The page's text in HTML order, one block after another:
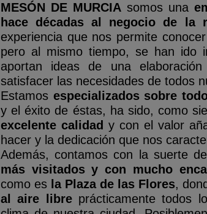
MESÓN DE MURCIA somos una
hace décadas al negocio de la
experiencia que nos permite conocer
pero al mismo tiempo, se han ido
aportan ideas de una
satisfacer las necesidades de todos
Estamos especializados sobre
y el éxito de éstas, ha sido, como
excelente calidad y con el valor
hacer y la dedicación que nos
Además, contamos con la suerte de
más visitadosy con mucho
como es la Plaza de las Flores,
al aire libreprácticamente todos